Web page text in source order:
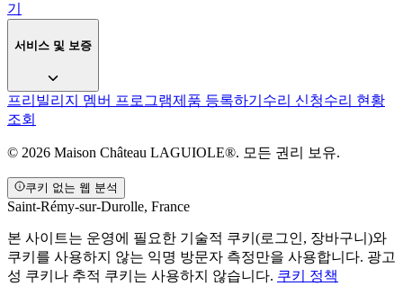
기
서비스 및 보증
프리빌리지 멤버 프로그램제품 등록하기 수리 신청수리 현황
조회
© 2026 Maison Château LAGUIOLE®. 모든 권리 보유.
쿠키 없는 웹 분석
Saint-Rémy-sur-Durolle, France
본 사이트는 운영에 필요한 기술적 쿠키(로그인, 장바구니)와
쿠키를 사용하지 않는 익명 방문자 측정만을 사용합니다. 광고
성 쿠키나 추적 쿠키는 사용하지 않습니다. 쿠키 정책